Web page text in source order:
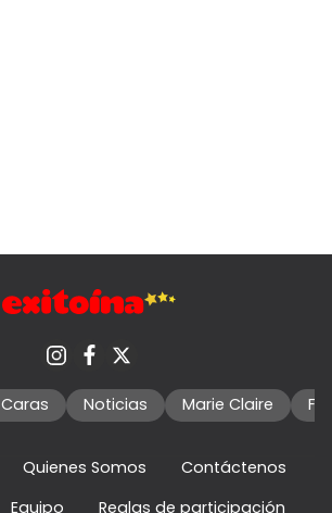
Caras Noticias Marie Claire
Quienes Somos
Contáctenos
Equipo Reglas de participación